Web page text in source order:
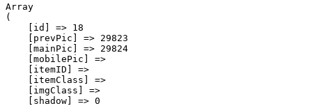
Array
(
    [id] => 18
    [prevPic] => 29823
    [mainPic] => 29824
    [mobilePic] =>
    [itemID] =>
    [itemClass] =>
    [imgClass] =>
    [shadow] => 0